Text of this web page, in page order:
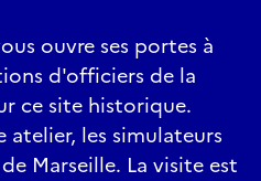
ouvre ses portes à
d'officiers de la
ce site historique.
les simulateurs
Marseille. La visite est